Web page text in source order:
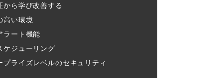
から学び改善する
高い環境​
ラート機能​
ケジューリング​
プライズレベルのセキュリティ